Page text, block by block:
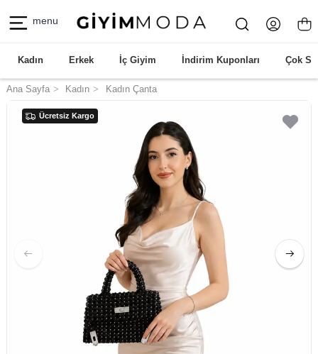
menu
Kadın Erkek İç Giyim İndirim Kuponları Çok
Ana Sayfa Kadın Kadın Çanta
Ücretsiz Kargo
Ücretsiz Kargo
Ücretsiz Kargo
Ücretsiz Kargo
Ücretsiz Kargo
Ücretsiz Kargo